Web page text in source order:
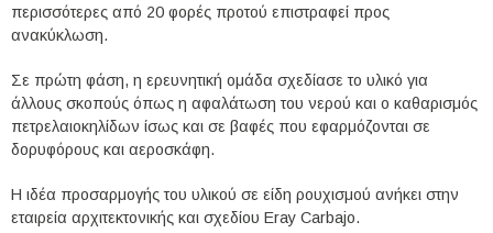
περισσότερες από 20 φορές προτού επιστραφεί προς
ανακύκλωση.
Σε πρώτη φάση, η ερευνητική ομάδα σχεδίασε το υλικό για
άλλους σκοπούς όπως η αφαλάτωση του νερού και ο καθαρισμός
πετρελαιοκηλίδων ίσως και σε βαφές που εφαρμόζονται σε
δορυφόρους και αεροσκάφη.
Η ιδέα προσαρμογής του υλικού σε είδη ρουχισμού ανήκει στην
εταιρεία αρχιτεκτονικής και σχεδίου Eray Carbajo.